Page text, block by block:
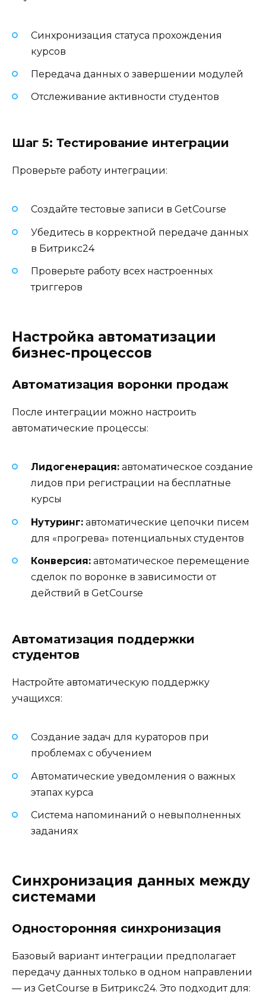
Синхронизация статуса прохождения
курсов
Передача данных о завершении модулей
Отслеживание активности студентов
Шаг 5: Тестирование интеграции
Проверьте работу интеграции:
Создайте тестовые записи в GetCourse
Убедитесь в корректной передаче данных
в Битрикс24
Проверьте работу всех настроенных
триггеров
Настройка автоматизации
бизнес-процессов
Автоматизация воронки продаж
После интеграции можно настроить
автоматические процессы:
Лидогенерация: автоматическое создание
лидов при регистрации на бесплатные
курсы
Нутуринг: автоматические цепочки писем
для «прогрева» потенциальных студентов
Конверсия: автоматическое перемещение
сделок по воронке в зависимости от
действий в GetCourse
Автоматизация поддержки
студентов
Настройте автоматическую поддержку
учащихся:
Создание задач для кураторов при
проблемах с обучением
Автоматические уведомления о важных
этапах курса
Система напоминаний о невыполненных
заданиях
Синхронизация данных между
системами
Односторонняя синхронизация
Базовый вариант интеграции предполагает
передачу данных только в одном направлении
— из GetCourse в Битрикс24. Это подходит для: